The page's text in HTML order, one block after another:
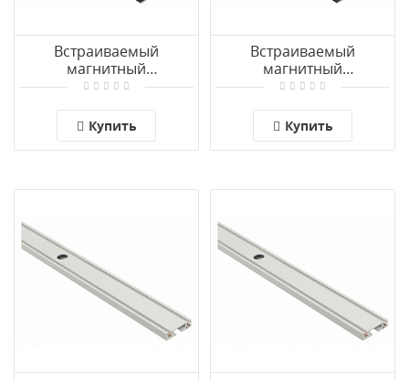
Встраиваемый
магнитный
шинопровод Aployt
APL.0171.00.200
Купить
Встраиваемый
магнитный
шинопровод Aployt
APL.0171.00.100
Купить